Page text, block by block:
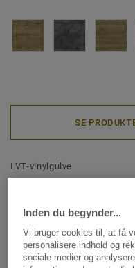
SE
LVT-vinylgulve
BEIGE
Inden du begynder...
Vi bruger cookies til, at få
personalisere indhold og
sociale medier og